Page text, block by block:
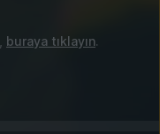
buraya tıklayın.